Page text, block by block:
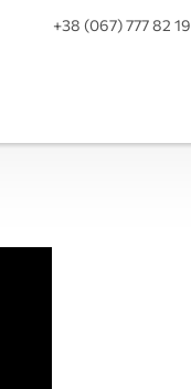
+38 (067) 777 82 19